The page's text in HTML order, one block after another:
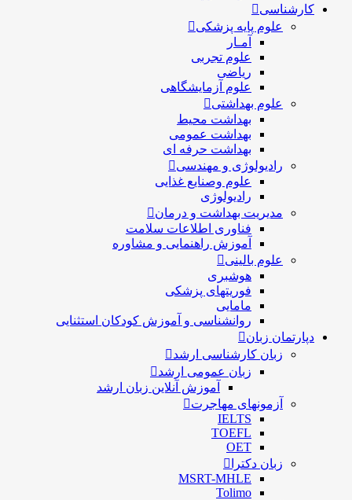
کارشناسی
علوم پایه پزشکی
آمـار
علوم تجربی
ریاضی
علوم آزمایشگاهی
علوم بهداشتی
بهداشت محیط
بهداشت عمومی
بهداشت حرفه ای
رادیولوژی و مهندسی
علوم وصنایع غذایی
رادیولوژی
مدیریت بهداشت و درمان
فناوری اطلاعات سلامت
آموزش راهنمایی و مشاوره
علوم بالینی
هوشبری
فوریتهای پزشکی
مامایی
روانشناسی و آموزش کودکان استثنایی
دپارتمان زبان
زبان کارشناسی ارشد
زبان عمومی ارشد
آموزش آنلاین زبان ارشد
آزمونهای مهاجرت
IELTS
TOEFL
OET
زبان دکترا
MSRT-MHLE
Tolimo